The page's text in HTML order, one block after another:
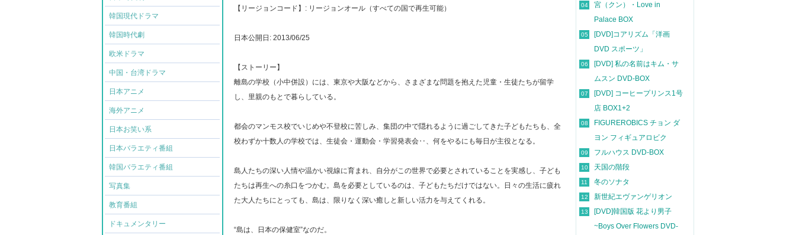
韓国現代ドラマ
韓国時代劇
欧米ドラマ
中国・台湾ドラマ
日本アニメ
海外アニメ
日本お笑い系
日本バラエティ番組
韓国バラエティ番組
写真集
教育番組
ドキュメンタリー
【リージョンコード】: リージョンオール（すべての国で再生可能）
日本公開日: 2013/06/25
【ストーリー】
離島の学校（小中併設）には、東京や大阪などから、さまざまな問題を抱えた児童・生徒たちが留学
し、里親のもとで暮らしている。
都会のマンモス校でいじめや不登校に苦しみ、集団の中で隠れるように過ごしてきた子どもたちも、全
校わずか十数人の学校では、生徒会・運動会・学習発表会‥、何をやるにも毎日が主役となる。
島人たちの深い人情や温かい視線に育まれ、自分がこの世界で必要とされていることを実感し、子ども
たちは再生への糸口をつかむ。島を必要としているのは、子どもたちだけではない。日々の生活に疲れ
た大人たちにとっても、島は、限りなく深い癒しと新しい活力を与えてくれる。
“島は、日本の保健室”なのだ。
04
宮（クン）・Love in
Palace BOX
05
[DVD]コアリズム「洋画
DVD スポーツ」
06
[DVD] 私の名前はキム・サ
ムスン DVD-BOX
07
[DVD] コーヒープリンス1号
店 BOX1+2
08
FIGUREROBICS チョン ダ
ヨン フィギュアロビク
09 フルハウス DVD-BOX
10 天国の階段
11 冬のソナタ
12 新世紀エヴァンゲリオン
13
[DVD]韓国版 花より男子
~Boys Over Flowers DVD-